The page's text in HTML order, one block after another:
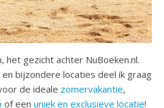
het gezicht achter NuBoeken.nl.
bijzondere locaties deel ik graag
de ideale zomervakantie,
of een uniek en exclusieve locatie!